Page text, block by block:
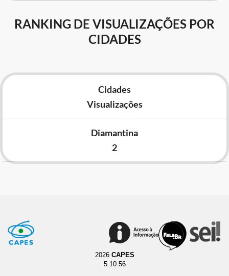
RANKING DE VISUALIZAÇÕES POR
CIDADES
Cidades
Visualizações
Diamantina
2
2026 CAPES
5.10.56